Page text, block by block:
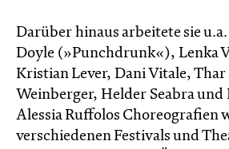
Darüber hinaus arbeitete sie
Doyle (»Punchdrunk«), Lenka
Kristian Lever, Dani Vitale, Thar
Weinberger, Helder Seabra und
Alessia Ruffolos Choreografien
verschiedenen Festivals und